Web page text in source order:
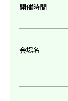
開催時間
会場名